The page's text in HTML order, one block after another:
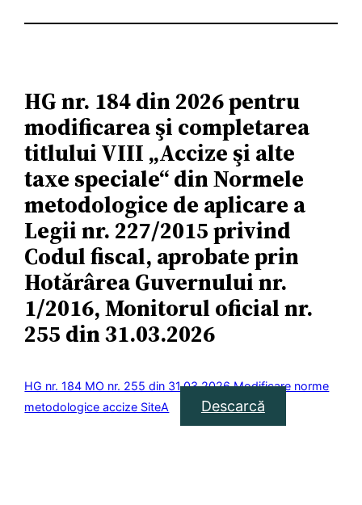
HG nr. 184 din 2026 pentru
modificarea şi completarea
titlului VIII „Accize şi alte
taxe speciale“ din Normele
metodologice de aplicare a
Legii nr. 227/2015 privind
Codul fiscal, aprobate prin
Hotărârea Guvernului nr.
1/2016, Monitorul oficial nr.
255 din 31.03.2026
HG nr. 184 MO nr. 255 din 31.03.2026 Modificare norme
metodologice accize SiteA
Descarcă